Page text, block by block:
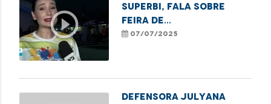
play_circle_outline
Superbi, fala sobre
feira de
empreendedorismo
07/07/2025
Defensora Julyana